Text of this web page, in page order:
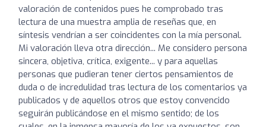
valoración de contenidos pues he comprobado tras
lectura de una muestra amplia de reseñas que, en
síntesis vendrían a ser coincidentes con la mía personal.
Mi valoración lleva otra dirección... Me considero persona
sincera, objetiva, crítica, exigente... y para aquellas
personas que pudieran tener ciertos pensamientos de
duda o de incredulidad tras lectura de los comentarios ya
publicados y de aquellos otros que estoy convencido
seguirán publicándose en el mismo sentido; de los